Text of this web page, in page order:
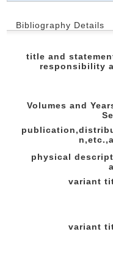
Bibliography Details
title and
responsibility
Volumes and
physical
variant
variant